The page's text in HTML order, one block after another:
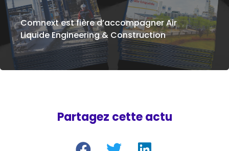
Comnext est fière d’accompagner Air
Liquide Engineering & Construction
Partagez cette actu